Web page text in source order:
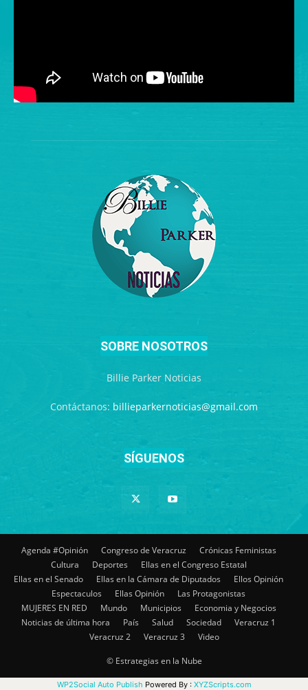
SOBRE NOSOTROS
Billie Parker Noticias
Contáctanos: billieparkernoticias@gmail.com
SÍGUENOS
Agenda #Opinión Congreso de Veracruz
Crónicas Feministas
Cultura
Deportes
Ellas en el Congreso Estatal
Ellas en el Senado
Ellas en la Cámara de Diputados
Ellos Opinión
Espectaculos
Ellas Opinión
Las Protagonistas
MUJERES EN RED
Mundo Municipios
Economia y Negocios
Noticias de última hora
País Salud Sociedad
Veracruz 1
Veracruz 2
Veracruz 3 Video
© Estrategias en la Nube
WP2Social Auto Publish Powered By : XYZScripts.com